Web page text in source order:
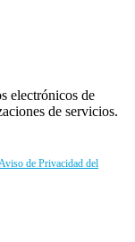
electrónicos de
de servicios.
de Privacidad del